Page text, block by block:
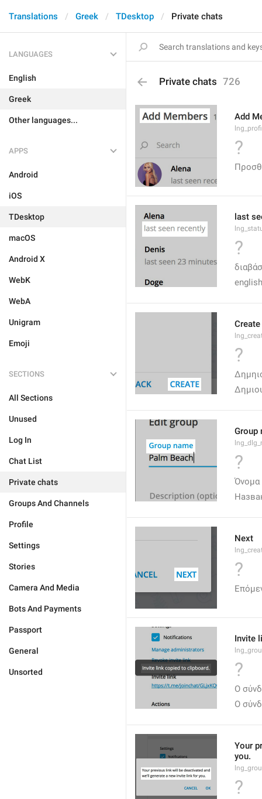
Translations Greek TDesktop Private chats
LANGUAGES
English
Greek
Other languages...
APPS
Android
iOS
TDesktop
macOS
Android X
WebK
WebA
Unigram
Emoji
SECTIONS
All Sections
Unused
Log In
Chat List
Private chats
Groups And Channels
Profile
Settings
Stories
Camera And Media
Bots And Payments
Passport
General
Unsorted
Private chats 726
Add
?
last
?
english
Create
?
Group
?
Next
?
Invite
?
Ο
Ο
Your
you.
?